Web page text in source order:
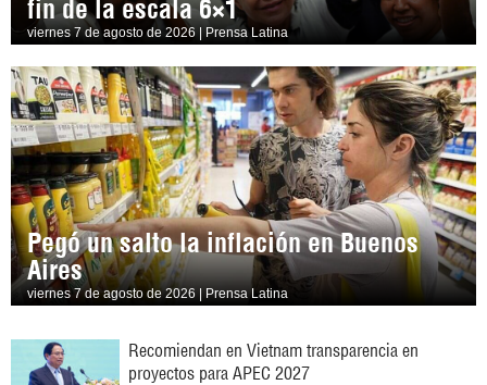
fin de la escala 6×1
viernes 7 de agosto de 2026 | Prensa Latina
Pegó un salto la inflación en Buenos
Aires
viernes 7 de agosto de 2026 | Prensa Latina
Recomiendan en Vietnam transparencia en
proyectos para APEC 2027